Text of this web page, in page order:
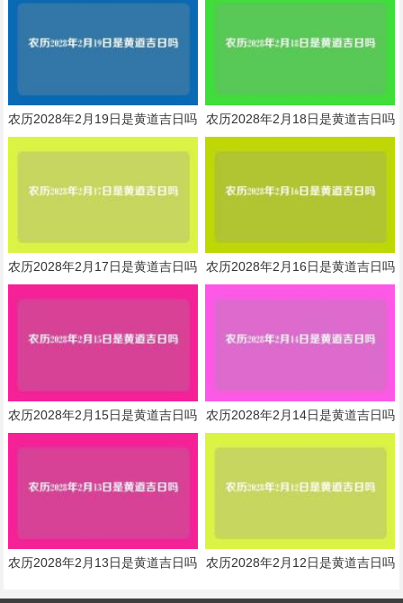
农历2028年2月19日是黄道吉日吗 农历2028年2月18日是黄道吉日吗
农历2028年2月17日是黄道吉日吗 农历2028年2月16日是黄道吉日吗
农历2028年2月15日是黄道吉日吗 农历2028年2月14日是黄道吉日吗
农历2028年2月13日是黄道吉日吗 农历2028年2月12日是黄道吉日吗